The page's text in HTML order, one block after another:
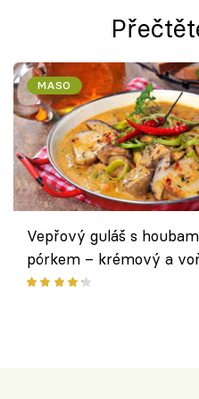
MASO
Vepřový guláš s
pórkem – krémový a
pokrm z jednoho hrnce